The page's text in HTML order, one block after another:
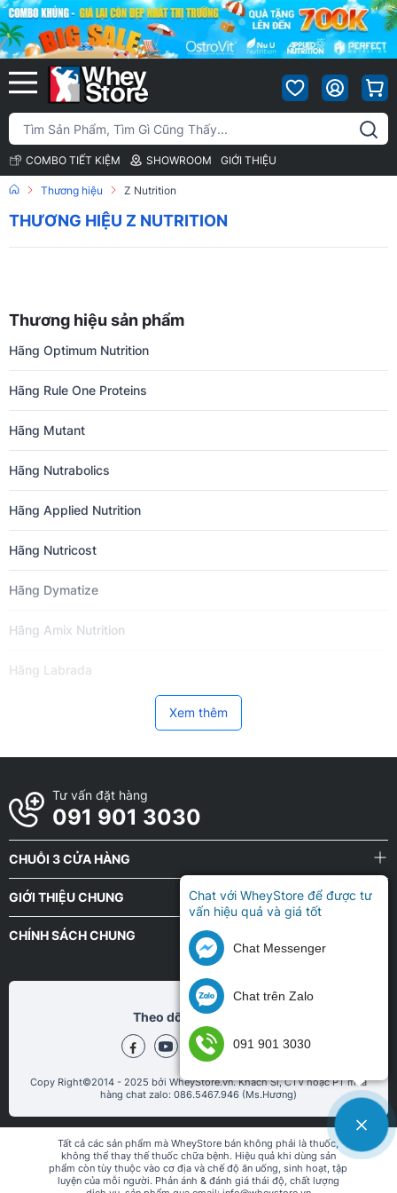
COMBO TIẾT KIỆM SHOWROOM GIỚI THIỆU
Thương hiệu Z Nutrition
Thương hiệu sản phẩm
Hãng Optimum Nutrition
Hãng Rule One Proteins
Hãng Mutant
Hãng Nutrabolics
Hãng Applied Nutrition
Hãng Nutricost
Hãng Dymatize
Hãng Amix Nutrition
Hãng Labrada
Hãng VitaXtrong
Hãng BiotechUSA
Hãng MHP Strong
Hãng Repp Sports
Hãng JNX sports
Hãng OstroVit
Xem thêm
THƯƠNG HIỆU Z NUTRITION
Tư vấn đặt hàng
091 901 3030
CHUỖI 3 CỬA HÀNG
GIỚI THIỆU CHUNG
CHÍNH SÁCH CHUNG
Theo dõi chũng tôi tại
Copy Right©2014 - 2025 bởi WheyStore.vn. Khách Sỉ, CTV hoặc PT mua
hàng chat zalo: 086.5467.946 (Ms.Hương)
Tất cả các sản phẩm mà WheyStore bán không phải là thuốc,
không thể thay thế thuốc chữa bệnh. Hiệu quả khi dùng sản
phẩm còn tùy thuộc vào cơ địa và chế độ ăn uống, sinh hoạt, tập
luyện của mỗi người. Phản ánh & đánh giá thái độ, chất lượng
Chat với WheyStore để được tư
vấn hiệu quả và giá tốt
Chat Messenger
Chat trên Zalo
091 901 3030